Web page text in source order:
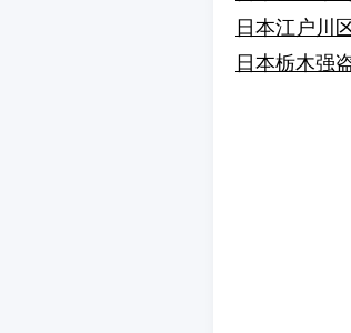
日本江户川
日本栃木强